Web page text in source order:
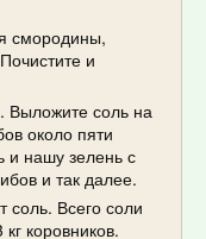
смородины,
и
Выложите соль на
около пяти
и нашу зелень с
и так далее.
Всего соли
коровников.